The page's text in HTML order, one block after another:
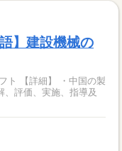
】建設機械の
の製
、評価、実施、指導及